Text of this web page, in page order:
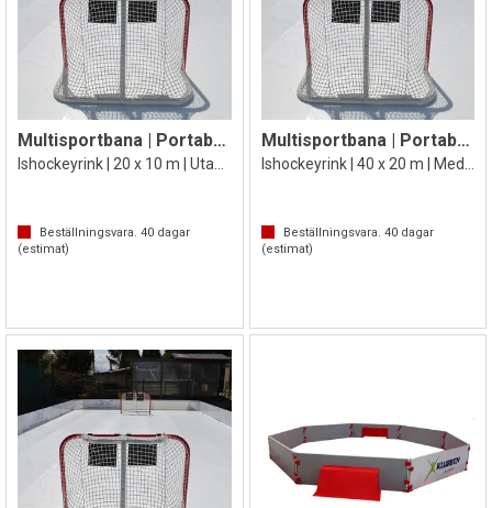
Multisportbana | Portabel isbana
Beställningsvara. 40 dagar
(estimat)
Multisportbana | Portabel isbana
Beställningsvara. 40dagar
(estimat)